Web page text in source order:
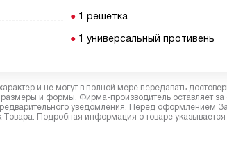
1 решетка
1 универсальный противень
и не могут в полной мере передавать
размеры и формы. Фирма-производитель оставляет за
уведомления. Перед оформлением
Товара. Подробная информация о товаре указывается